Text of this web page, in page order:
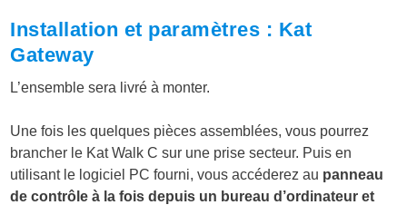
Installation et paramètres : Kat
Gateway
L’ensemble sera livré à monter.
Une fois les quelques pièces assemblées, vous pourrez
brancher le Kat Walk C sur une prise secteur. Puis en
utilisant le logiciel PC fourni, vous accéderez au panneau
de contrôle à la fois depuis un bureau d’ordinateur et